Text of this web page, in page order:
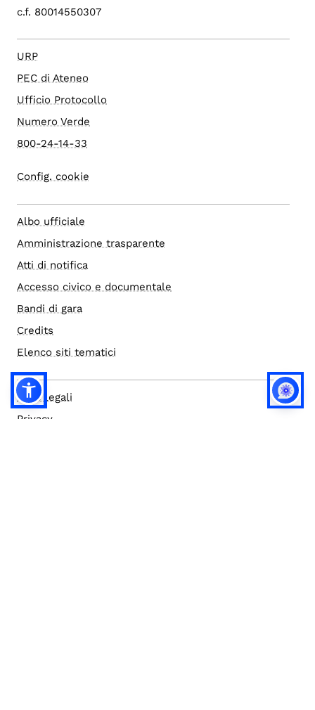
c.f. 80014550307
URP
PEC di Ateneo
Ufficio Protocollo
Numero Verde
800-24-14-33
Config. cookie
Albo ufficiale
Amministrazione trasparente
Atti di notifica
Accesso civico e documentale
Bandi di gara
Credits
Elenco siti tematici
Note legali
Privacy